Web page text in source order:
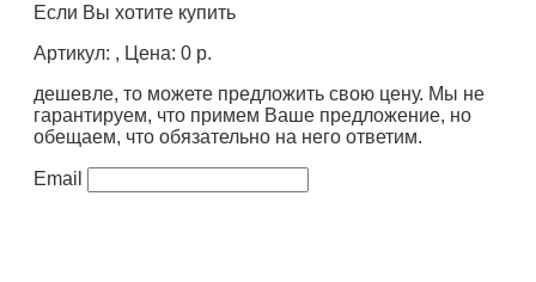
Если Вы хотите купить
Артикул: , Цена: 0 р.
дешевле, то можете предложить свою цену. Мы не
гарантируем, что примем Ваше предложение, но
обещаем, что обязательно на него ответим.
Email